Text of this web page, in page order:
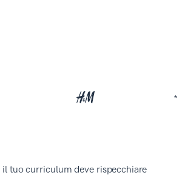
*
il tuo curriculum deve rispecchiare